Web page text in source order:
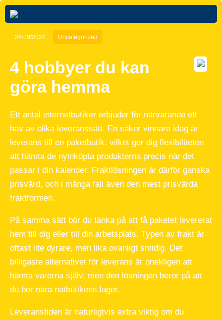
26/10/2022 Uncategorized
4 hobbyer du kan
göra hemma
Ett antal internetbutiker erbjuder för närvarande ett
hav av olika leveranssätt. En säker vinnare idag är
leverans till en paketbutik, vilket ger dig flexibiliteten
att hämta de nyinköpta produkterna precis när det
passar i din kalender. Fraktlösningen är därför ganska
prisvärd, och i många fall även den mest prisvärda
fraktformen.
På samma sätt bör du tänka på att få paketet levererat
hem till dig eller till din arbetsplats. Typen av frakt är
oftast lite dyrare, men lika ovanligt smidig. Det
billigaste alternativet för leverans är onekligen att
hämta varorna själv, men den lösningen beror på att
du bor nära nätbutikens lager.
Leveranstiden är naturligtvis extra viktig om du